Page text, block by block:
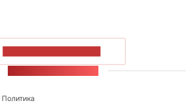
Политика